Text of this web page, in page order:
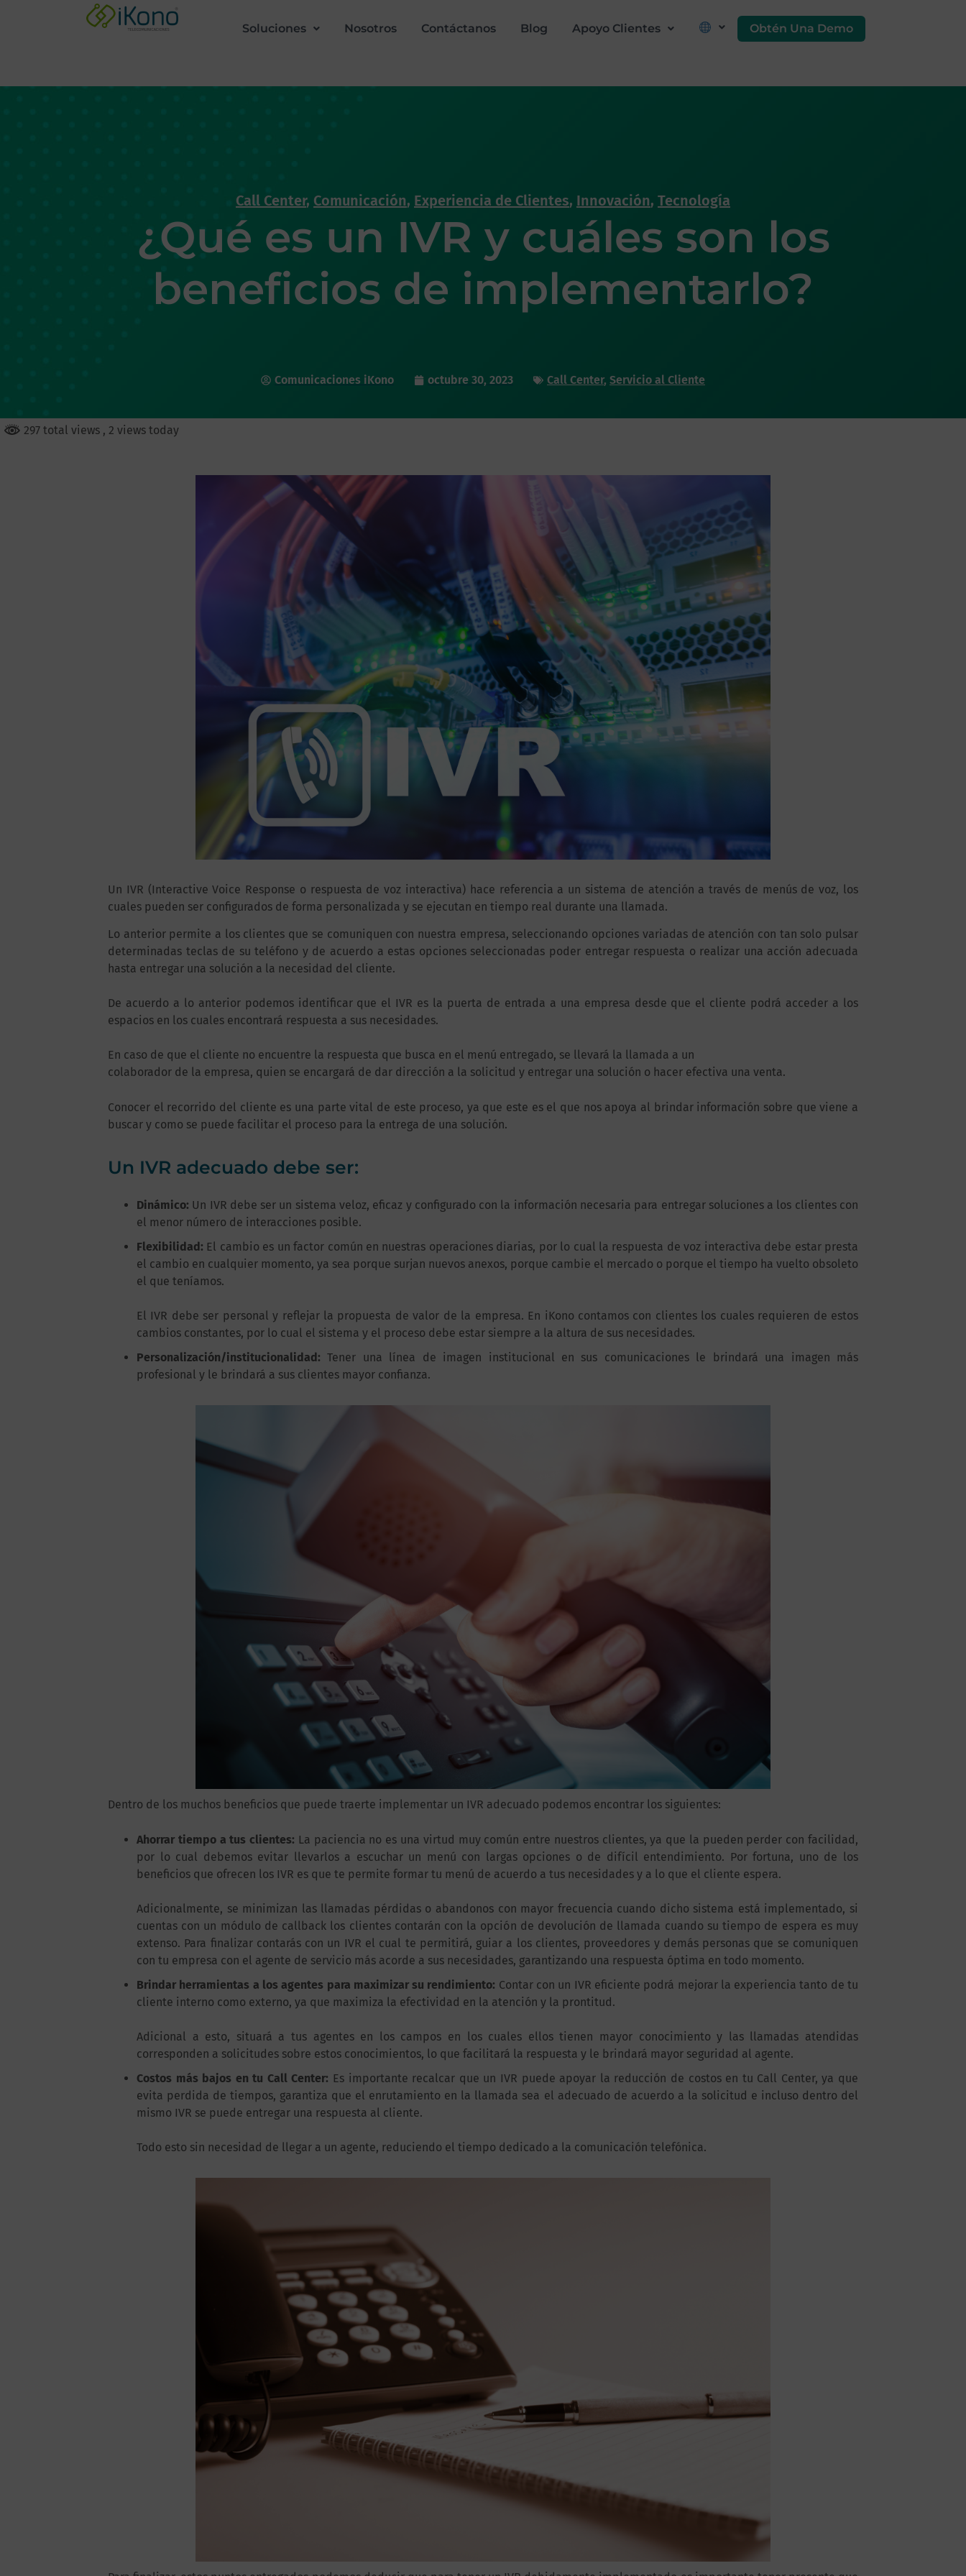
Soluciones Nosotros Contáctanos Blog Apoyo Clientes Obtén Una Demo
Call Center, Comunicación, Experiencia de Clientes, Innovación, Tecnología
¿Qué es un IVR y cuáles son los
beneficios de implementarlo?
Comunicaciones iKono octubre 30, 2023 Call Center, Servicio al Cliente
297 total views , 2 views today
Un IVR (Interactive Voice Response o respuesta de voz interactiva) hace referencia a un sistema de atención a través de menús de voz, los
cuales pueden ser configurados de forma personalizada y se ejecutan en tiempo real durante una llamada.
Lo anterior permite a los clientes que se comuniquen con nuestra empresa, seleccionando opciones variadas de atención con tan solo pulsar
determinadas teclas de su teléfono y de acuerdo a estas opciones seleccionadas poder entregar respuesta o realizar una acción adecuada
hasta entregar una solución a la necesidad del cliente.
De acuerdo a lo anterior podemos identificar que el IVR es la puerta de entrada a una empresa desde que el cliente podrá acceder a los
espacios en los cuales encontrará respuesta a sus necesidades.
En caso de que el cliente no encuentre la respuesta que busca en el menú entregado, se llevará la llamada a un
colaborador de la empresa, quien se encargará de dar dirección a la solicitud y entregar una solución o hacer efectiva una venta.
Conocer el recorrido del cliente es una parte vital de este proceso, ya que este es el que nos apoya al brindar información sobre que viene a
buscar y como se puede facilitar el proceso para la entrega de una solución.
Un IVR adecuado debe ser:
Dinámico: Un IVR debe ser un sistema veloz, eficaz y configurado con la información necesaria para entregar soluciones a los clientes con
el menor número de interacciones posible.
Flexibilidad: El cambio es un factor común en nuestras operaciones diarias, por lo cual la respuesta de voz interactiva debe estar presta
el cambio en cualquier momento, ya sea porque surjan nuevos anexos, porque cambie el mercado o porque el tiempo ha vuelto obsoleto
el que teníamos.
El IVR debe ser personal y reflejar la propuesta de valor de la empresa. En iKono contamos con clientes los cuales requieren de estos
cambios constantes, por lo cual el sistema y el proceso debe estar siempre a la altura de sus necesidades.
Personalización/institucionalidad: Tener una línea de imagen institucional en sus comunicaciones le brindará una imagen más
profesional y le brindará a sus clientes mayor confianza.
Dentro de los muchos beneficios que puede traerte implementar un IVR adecuado podemos encontrar los siguientes:
Ahorrar tiempo a tus clientes: La paciencia no es una virtud muy común entre nuestros clientes, ya que la pueden perder con facilidad,
por lo cual debemos evitar llevarlos a escuchar un menú con largas opciones o de difícil entendimiento. Por fortuna, uno de los
beneficios que ofrecen los IVR es que te permite formar tu menú de acuerdo a tus necesidades y a lo que el cliente espera.
Adicionalmente, se minimizan las llamadas pérdidas o abandonos con mayor frecuencia cuando dicho sistema está implementado, si
cuentas con un módulo de callback los clientes contarán con la opción de devolución de llamada cuando su tiempo de espera es muy
extenso. Para finalizar contarás con un IVR el cual te permitirá, guiar a los clientes, proveedores y demás personas que se comuniquen
con tu empresa con el agente de servicio más acorde a sus necesidades, garantizando una respuesta óptima en todo momento.
Brindar herramientas a los agentes para maximizar su rendimiento: Contar con un IVR eficiente podrá mejorar la experiencia tanto de tu
cliente interno como externo, ya que maximiza la efectividad en la atención y la prontitud.
Adicional a esto, situará a tus agentes en los campos en los cuales ellos tienen mayor conocimiento y las llamadas atendidas
corresponden a solicitudes sobre estos conocimientos, lo que facilitará la respuesta y le brindará mayor seguridad al agente.
Costos más bajos en tu Call Center: Es importante recalcar que un IVR puede apoyar la reducción de costos en tu Call Center, ya que
evita perdida de tiempos, garantiza que el enrutamiento en la llamada sea el adecuado de acuerdo a la solicitud e incluso dentro del
mismo IVR se puede entregar una respuesta al cliente.
Todo esto sin necesidad de llegar a un agente, reduciendo el tiempo dedicado a la comunicación telefónica.